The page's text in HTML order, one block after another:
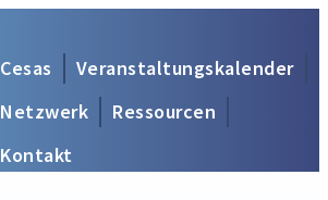
Cesas
Veranstaltungskalender
Netzwerk
Ressourcen
Kontakt